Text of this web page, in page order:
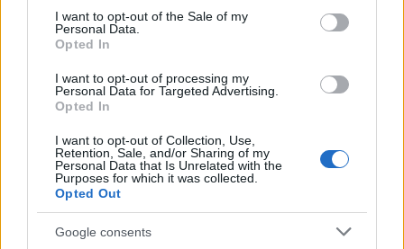
consent section.
I want to opt-out of the Sale of my
Personal Data.
Opted In
I want to opt-out of processing my
Personal Data for Targeted Advertising.
Opted In
I want to opt-out of Collection, Use,
Retention, Sale, and/or Sharing of my
Personal Data that Is Unrelated with the
Purposes for which it was collected.
Opted Out
Google consents
economia
Andrea Innocenti · 8 Ago 2026
INVESTIMENTI